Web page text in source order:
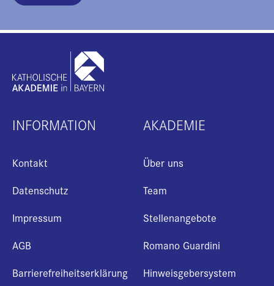
INFORMATION
Kontakt
Datenschutz
Impressum
AGB
Barrierefreiheitserklärung
AKADEMIE
Über uns
Team
Stellenangebote
Romano Guardini
Hinweisgebersystem